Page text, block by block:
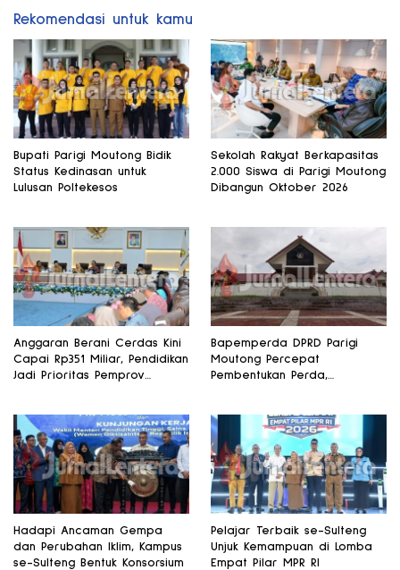
Rekomendasi untuk kamu
Bupati Parigi Moutong Bidik
Status Kedinasan untuk
Lulusan Poltekesos
Sekolah Rakyat Berkapasitas
2.000 Siswa di Parigi Moutong
Dibangun Oktober 2026
Anggaran Berani Cerdas Kini
Capai Rp351 Miliar, Pendidikan
Jadi Prioritas Pemprov
Bapemperda DPRD Parigi
Moutong Percepat
Pembentukan Perda,
Hadapi Ancaman Gempa
dan Perubahan Iklim, Kampus
se-Sulteng Bentuk Konsorsium
Pelajar Terbaik se-Sulteng
Unjuk Kemampuan di Lomba
Empat Pilar MPR RI